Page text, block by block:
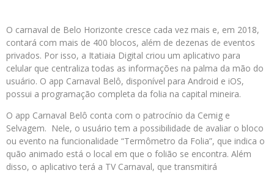
O carnaval de Belo Horizonte cresce cada vez mais e, em 2018,
contará com mais de 400 blocos, além de dezenas de eventos
privados. Por isso, a Itatiaia Digital criou um aplicativo para
celular que centraliza todas as informações na palma da mão do
usuário. O app Carnaval Belô, disponível para Android e iOS,
possui a programação completa da folia na capital mineira.
O app Carnaval Belô conta com o patrocínio da Cemig e
Selvagem. Nele, o usuário tem a possibilidade de avaliar o bloco
ou evento na funcionalidade “Termômetro da Folia”, que indica o
quão animado está o local em que o folião se encontra. Além
disso, o aplicativo terá a TV Carnaval, que transmitirá